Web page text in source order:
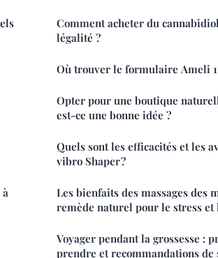
Comment acheter du
légalité ?
Où trouver le formulaire Ameli
Opter pour une boutique
est-ce une bonne idée ?
Quels sont les efficacités et les
vibro Shaper ?
Les bienfaits des massages des
remède naturel pour le stress et
Voyager pendant la grossesse :
prendre et recommandations de